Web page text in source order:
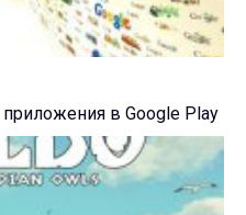
приложения в Google Play